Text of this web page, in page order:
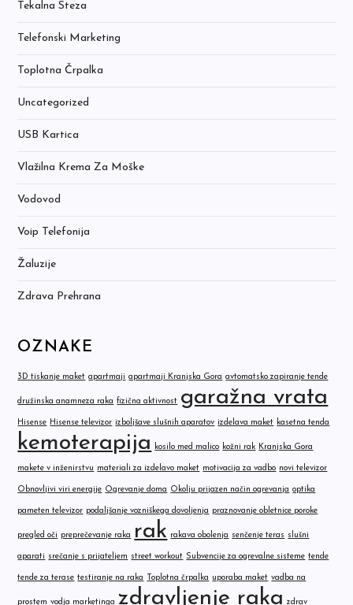
Tekalna Steza
Telefonski Marketing
Toplotna Črpalka
Uncategorized
USB Kartica
Vlažilna Krema Za Moške
Vodovod
Voip Telefonija
Žaluzije
Zdrava Prehrana
OZNAKE
3D tiskanje maket apartmaji apartmaji Kranjska Gora avtomatsko zapiranje tende
družinska anamneza raka fizična aktivnost garažna vrata
Hisense Hisense televizor izboljšave slušnih aparatov izdelava maket kasetna tenda
kemoterapija kosilo med malico kožni rak Kranjska Gora
makete v inženirstvu materiali za izdelavo maket motivacija za vadbo novi televizor
Obnovljivi viri energije Ogrevanje doma Okolju prijazen način ogrevanja optika
pameten televizor podaljšanje vozniškega dovoljenja praznovanje obletnice poroke
pregled oči preprečevanje raka rak rakava obolenja senčenje teras slušni
aparati srečanje s prijateljem street workout Subvencije za ogrevalne sisteme tende
tende za terase testiranje na raka Toplotna črpalka uporaba maket vadba na
prostem vodja marketinga zdravljenje raka zdrav